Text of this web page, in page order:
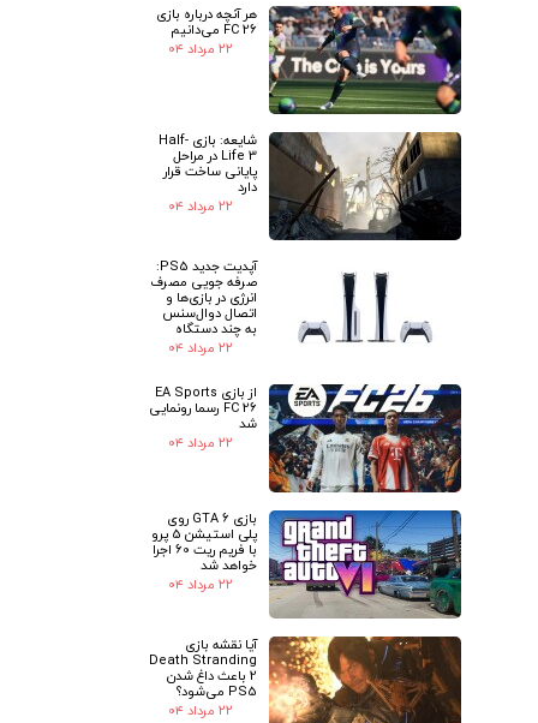
★
هر آنچه درباره بازی
FC 26 می‌دانیم
۲۲ مرداد ۰۴
شایعه: بازی Half-
Life 3 در مراحل
پایانی ساخت قرار
دارد
۲۲ مرداد ۰۴
آپدیت جدید PS5:
صرفه جویی مصرف
انرژی در بازی‌ها و
اتصال دوال‌سنس
به چند دستگاه
۲۲ مرداد ۰۴
از بازی EA Sports
FC 26 رسما رونمایی
شد
۲۲ مرداد ۰۴
بازی GTA 6 روی
پلی استیشن 5 پرو
با فریم ریت 60 اجرا
خواهد شد
۲۲ مرداد ۰۴
آیا نقشه بازی
Death Stranding
2 باعث داغ شدن
PS5 می‌شود؟
۲۲ مرداد ۰۴